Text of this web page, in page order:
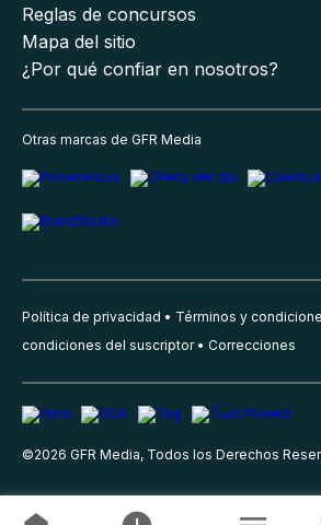
Reglas de concursos
Mapa del sitio
¿Por qué confiar en nosotros?
Otras marcas de GFR Media
Política de privacidad Términos y
condiciones del suscriptor
Correcciones
©2026 GFR Media, Todos los Derechos